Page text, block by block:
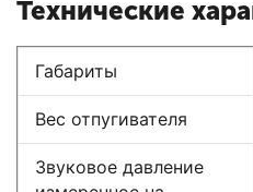
Технические
Габариты
Вес отпугивателя
Звуковое давление